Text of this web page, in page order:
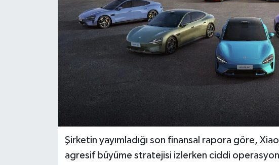
Şirketin yayımladığı son finansal rapora göre,
agresif büyüme stratejisi izlerken ciddi
Foto Galeri